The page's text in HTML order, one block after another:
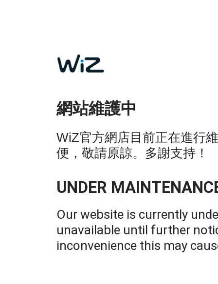
網站維護中
WiZ官方網店目前正在進行
便，敬請原諒。多謝支持！
UNDER
Our website is currently
unavailable until further
inconvenience this may